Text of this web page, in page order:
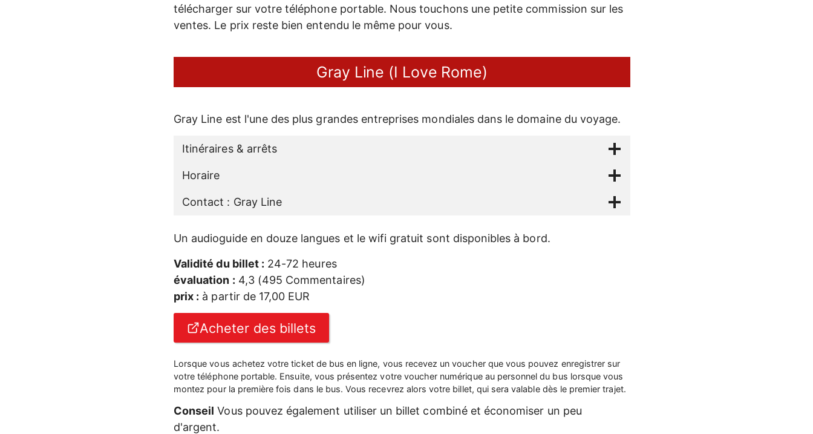
télécharger sur votre téléphone portable. Nous touchons une petite commission sur les
ventes. Le prix reste bien entendu le même pour vous.
Gray Line (I Love Rome)
Gray Line est l'une des plus grandes entreprises mondiales dans le domaine du voyage.
Itinéraires & arrêts
Horaire
Contact : Gray Line
Un audioguide en douze langues et le wifi gratuit sont disponibles à bord.
Validité du billet : 24-72 heures
évaluation : 4,3 (495 Commentaires)
prix : à partir de 17,00 EUR
Acheter des billets
Lorsque vous achetez votre ticket de bus en ligne, vous recevez un voucher que vous pouvez enregistrer sur
votre téléphone portable. Ensuite, vous présentez votre voucher numérique au personnel du bus lorsque vous
montez pour la première fois dans le bus. Vous recevrez alors votre billet, qui sera valable dès le premier trajet.
Conseil Vous pouvez également utiliser un billet combiné et économiser un peu
d'argent.